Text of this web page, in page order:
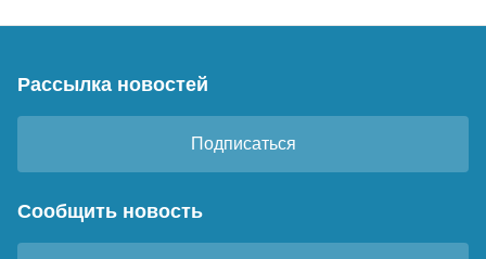
Рассылка новостей
Подписаться
Сообщить новость